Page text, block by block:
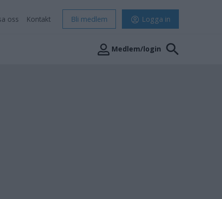
oss Kontakt Bli medlem Logga in
Medlem/login